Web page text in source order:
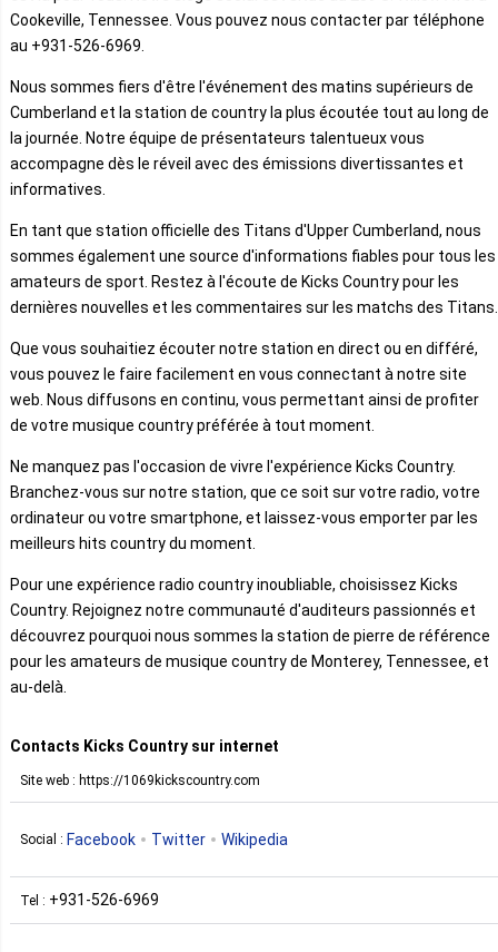
Cookeville, Tennessee. Vous pouvez nous contacter par téléphone
au +931-526-6969.
Nous sommes fiers d'être l'événement des matins supérieurs de
Cumberland et la station de country la plus écoutée tout au long de
la journée. Notre équipe de présentateurs talentueux vous
accompagne dès le réveil avec des émissions divertissantes et
informatives.
En tant que station officielle des Titans d'Upper Cumberland, nous
sommes également une source d'informations fiables pour tous les
amateurs de sport. Restez à l'écoute de Kicks Country pour les
dernières nouvelles et les commentaires sur les matchs des Titans.
Que vous souhaitiez écouter notre station en direct ou en différé,
vous pouvez le faire facilement en vous connectant à notre site
web. Nous diffusons en continu, vous permettant ainsi de profiter
de votre musique country préférée à tout moment.
Ne manquez pas l'occasion de vivre l'expérience Kicks Country.
Branchez-vous sur notre station, que ce soit sur votre radio, votre
ordinateur ou votre smartphone, et laissez-vous emporter par les
meilleurs hits country du moment.
Pour une expérience radio country inoubliable, choisissez Kicks
Country. Rejoignez notre communauté d'auditeurs passionnés et
découvrez pourquoi nous sommes la station de pierre de référence
pour les amateurs de musique country de Monterey, Tennessee, et
au-delà.
Contacts Kicks Country sur internet
Site web : https://1069kickscountry.com
Social : Facebook Twitter Wikipedia
Tel : +931-526-6969